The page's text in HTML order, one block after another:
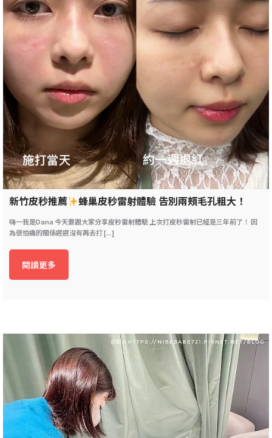
新竹皮秒推薦 蜂巢皮秒雷射體驗 告別兩頰毛孔粗大！
嗨一我是Dana 今天要跟大家分享皮秒雷射體驗 上次打皮秒雷射已經是三年前了！ 因
為很怕痛的關係遲遲沒有再去打 [...]
閱讀更多